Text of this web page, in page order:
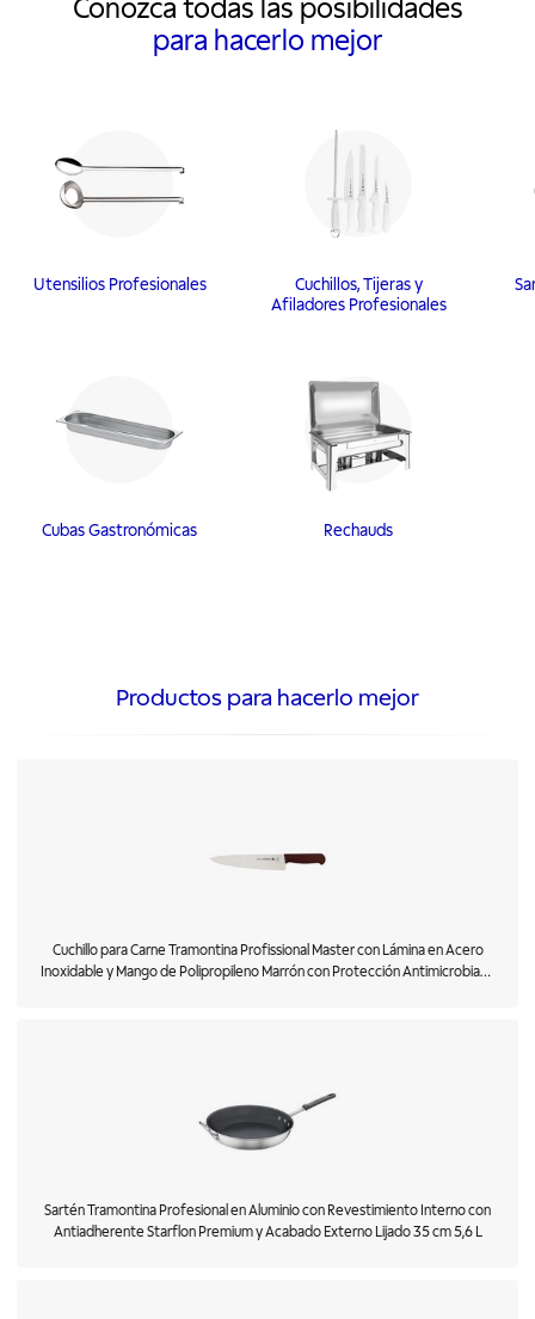
Conozca todas las posibilidades
para hacerlo mejor
Utensilios Profesionales
Cuchillos, Tijeras y
Afiladores Profesionales
Cubas Gastronómicas Rechauds
Productos para hacerlo mejor
Cuchillo para Carne Tramontina Profissional Master con Lámina en Acero
Inoxidable y Mango de Polipropileno Marrón con Protección Antimicrobiana
Sartén Tramontina Profesional en Aluminio con Revestimiento Interno con
Antiadherente Starflon Premium y Acabado Externo Lijado 35 cm 5,6 L